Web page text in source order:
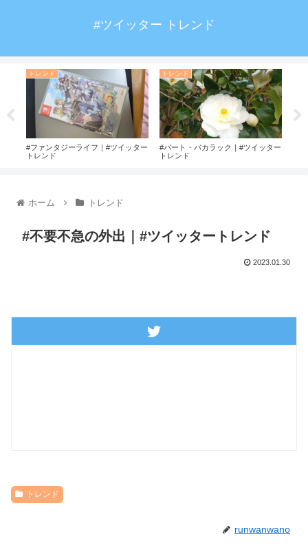
#ツイッター トレンド
トレンド
#ファンタジーライフ｜#ツイッター
トレンド
トレンド
#バート・バカラック｜#ツイッター
トレンド
ホーム トレンド
#不要不急の外出｜#ツイッタートレンド
2023.01.30
トレンド
runwanwano